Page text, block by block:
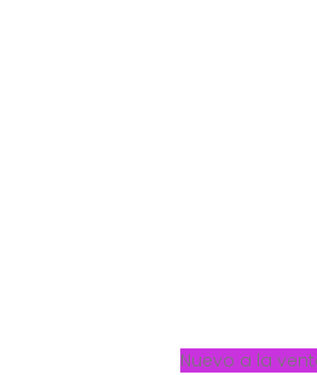
Nuevo a la